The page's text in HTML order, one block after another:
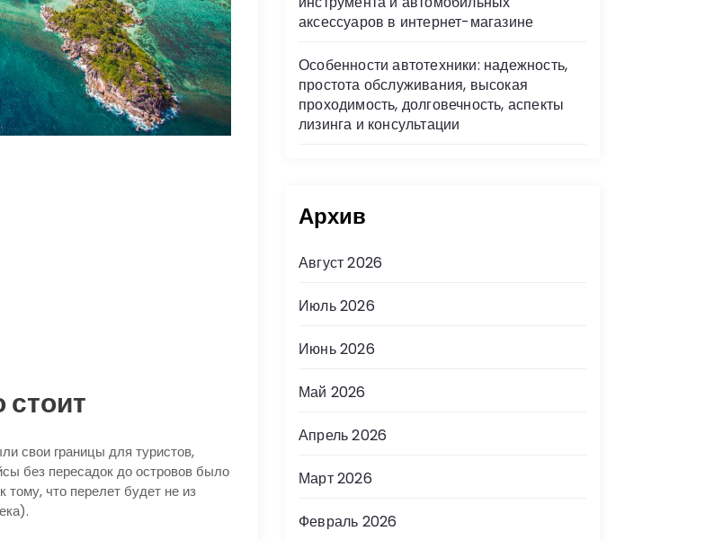
стоит
свои границы для туристов,
без пересадок до островов было
тому, что перелет будет не из
аксессуаров в интернет-магазине
Особенности автотехники: надежность,
простота обслуживания, высокая
проходимость, долговечность, аспекты
лизинга и консультации
Архив
Август 2026
Июль 2026
Июнь 2026
Май 2026
Апрель 2026
Март 2026
Февраль 2026